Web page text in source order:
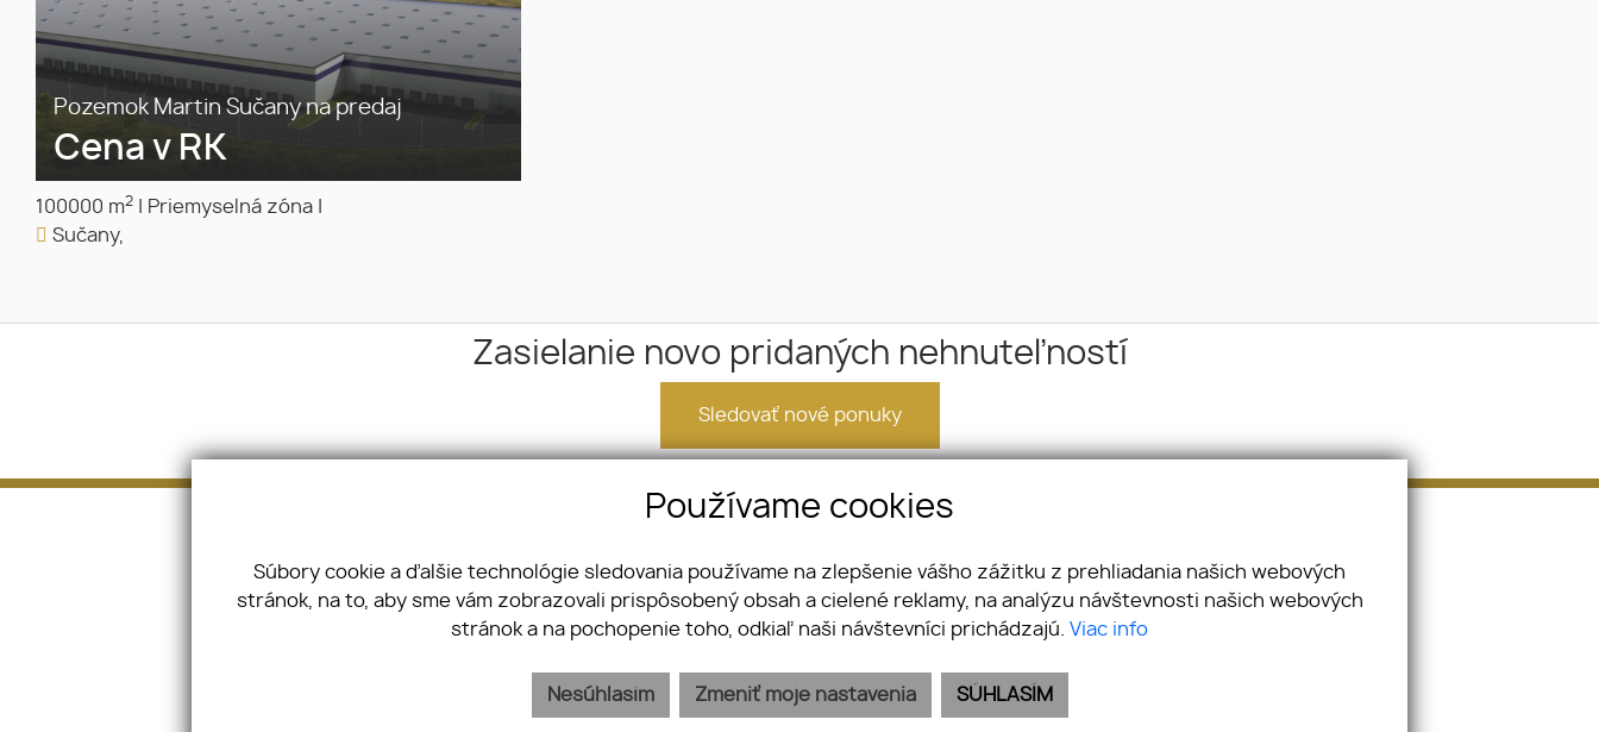
Pozemok Martin Sučany na predaj
Cena v RK
100000 m2 Priemyselná zóna
Sučany,
Zasielanie novo pridaných nehnuteľností
Sledovať nové ponuky
Bárdošova 45, 83101, Bratislava
IČO: 51811294 DIČ: 2120798834
+421 910 505 090 tomas.ostatnik@hollandco.sk
Používame cookies
Súbory cookie a ďalšie technológie sledovania používame na zlepšenie vášho zážitku z prehliadania našich webových
stránok, na to, aby sme vám zobrazovali prispôsobený obsah a cielené reklamy, na analýzu návštevnosti našich webových
stránok a na pochopenie toho, odkiaľ naši návštevníci prichádzajú. Viac info
SÚHLASÍM
Nesúhlasím Zmeniť moje nastavenia